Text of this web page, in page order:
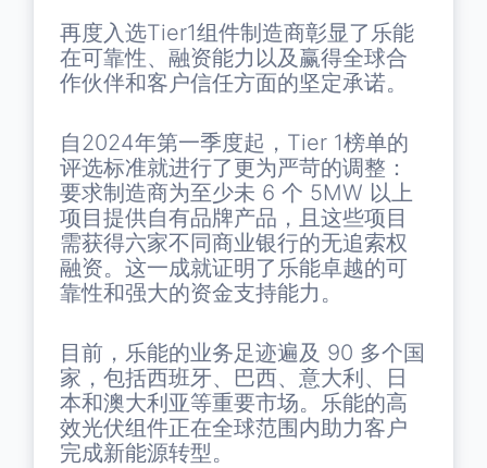
再度入选Tier1组件制造商彰显了乐能
在可靠性、融资能力以及赢得全球合
作伙伴和客户信任方面的坚定承诺。
自2024年第一季度起，Tier 1榜单的
评选标准就进行了更为严苛的调整：
要求制造商为至少未 6 个 5MW 以上
项目提供自有品牌产品，且这些项目
需获得六家不同商业银行的无追索权
融资。这一成就证明了乐能卓越的可
靠性和强大的资金支持能力。
目前，乐能的业务足迹遍及 90 多个国
家，包括西班牙、巴西、意大利、日
本和澳大利亚等重要市场。乐能的高
效光伏组件正在全球范围内助力客户
完成新能源转型。